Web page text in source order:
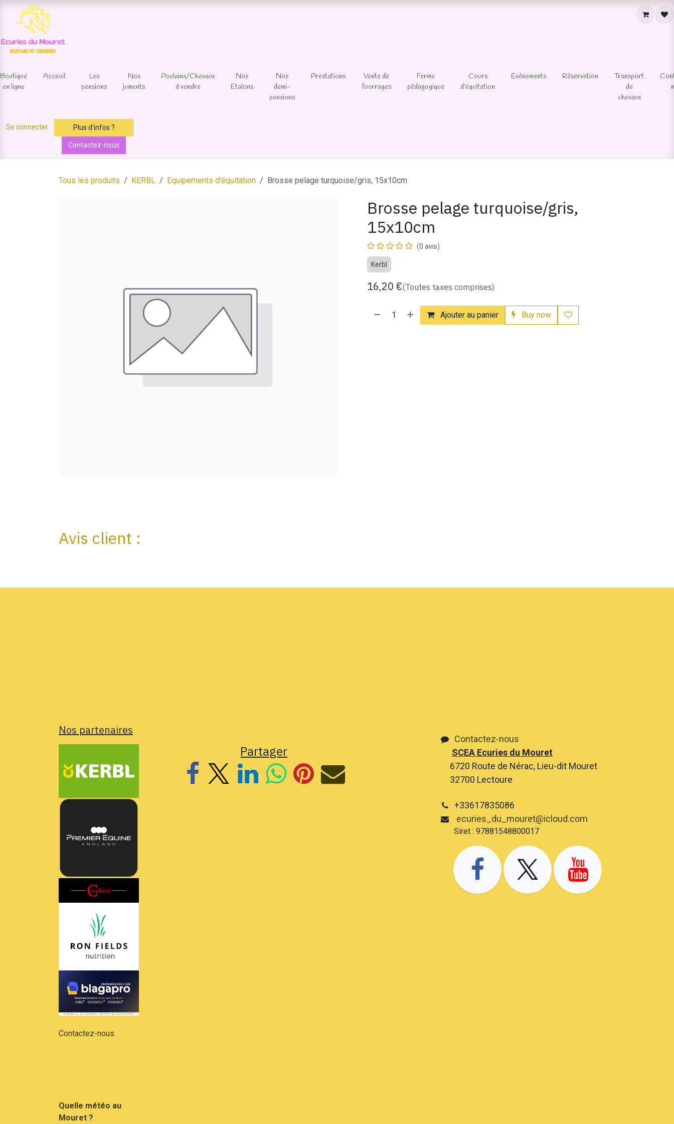
Se rendre au contenu
Boutique
en ligne
Acceuil
Les
pensions
Nos
juments
Poulains/Chevaux
à vendre
Nos
Etalons
Nos
demi-
pensions
Prestations
Vente de
fourrages
Ferme
pédagogique
Cours
d'équitation
Evènements Réservation
Transport
de
chevaux
Se connecter Plus d'infos ?
Contactez-nous
Tous les produits KERBL Equipements d'équitation Brosse pelage turquoise/gris, 15x10cm
Brosse pelage turquoise/gris,
15x10cm
(0 avis)
Kerbl
16,20 €(Toutes taxes comprises)
Ajouter au panier Buy now
Avis client :
Nos partenaires
Contactez-nous
Quelle météo au
Mouret ?
Partager
Contactez-nous
SCEA Ecuries du Mouret
6720 Route de Nérac, Lieu-dit Mouret
32700 Lectoure
+33617835086
ecuries_du_mouret@icloud.com
Siret : 97881548800017